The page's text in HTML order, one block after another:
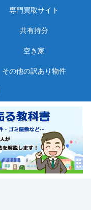
専門買取サイト
共有持分
空き家
その他の訳あり物件